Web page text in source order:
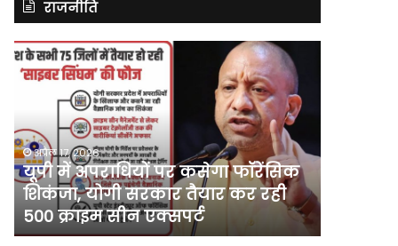
राजनीति
फॉरेंसिक
कर रही
असम
में
दर्ज
मामले
में
कांग्रेस
नेता
पवन
खेड़ा
को
एक
अप्रैल 10, 2026
असम में दर्ज मामले में कांग्रेस नेता
खेड़ा को एक सप्ताह की अग्रिम